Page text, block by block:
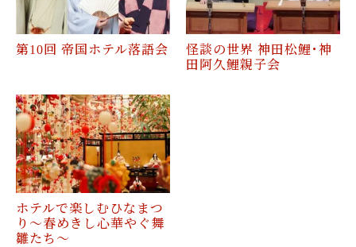
第10回 帝国ホテル落語会
怪談の世界 神田松鯉･神
田阿久鯉親子会
ホテルで楽しむひなまつ
り～春めきし心華やぐ舞
雛たち～